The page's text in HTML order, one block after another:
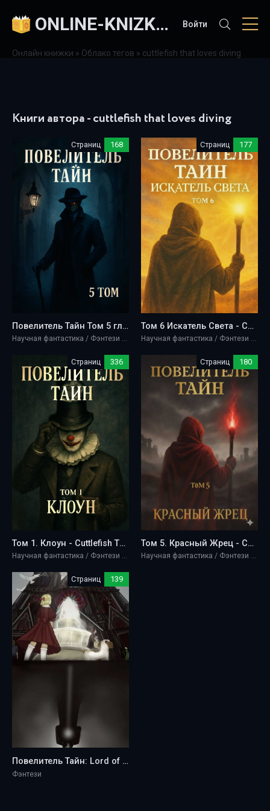
ONLINE-KNIZKI.COM Войти
Онлайн книжки » Облако тегов » cuttlefish that loves diving
Книги автора - cuttlefish that loves diving
Страниц 168
Повелитель Тайн Том 5 главы (1035-1150) - Cuttlefish That Loves Diving
Научная фантастика / Фэнтези / Ужасы и мистика
Страниц 177
Том 6 Искатель Света - Cuttlefish That Loves Diving
Научная фантастика / Фэнтези / Ужасы и мистика
Страниц 336
Том 1. Клоун - Cuttlefish That Loves Diving
Научная фантастика / Фэнтези / Ужасы и мистика
Страниц 180
Том 5. Красный Жрец - Cuttlefish That Loves Diving
Научная фантастика / Фэнтези / Ужасы и мистика
Страниц 139
Повелитель Тайн: Lord of the Mysteries • 诡秘之主 - Cuttlefish That Loves Diving
Фэнтези